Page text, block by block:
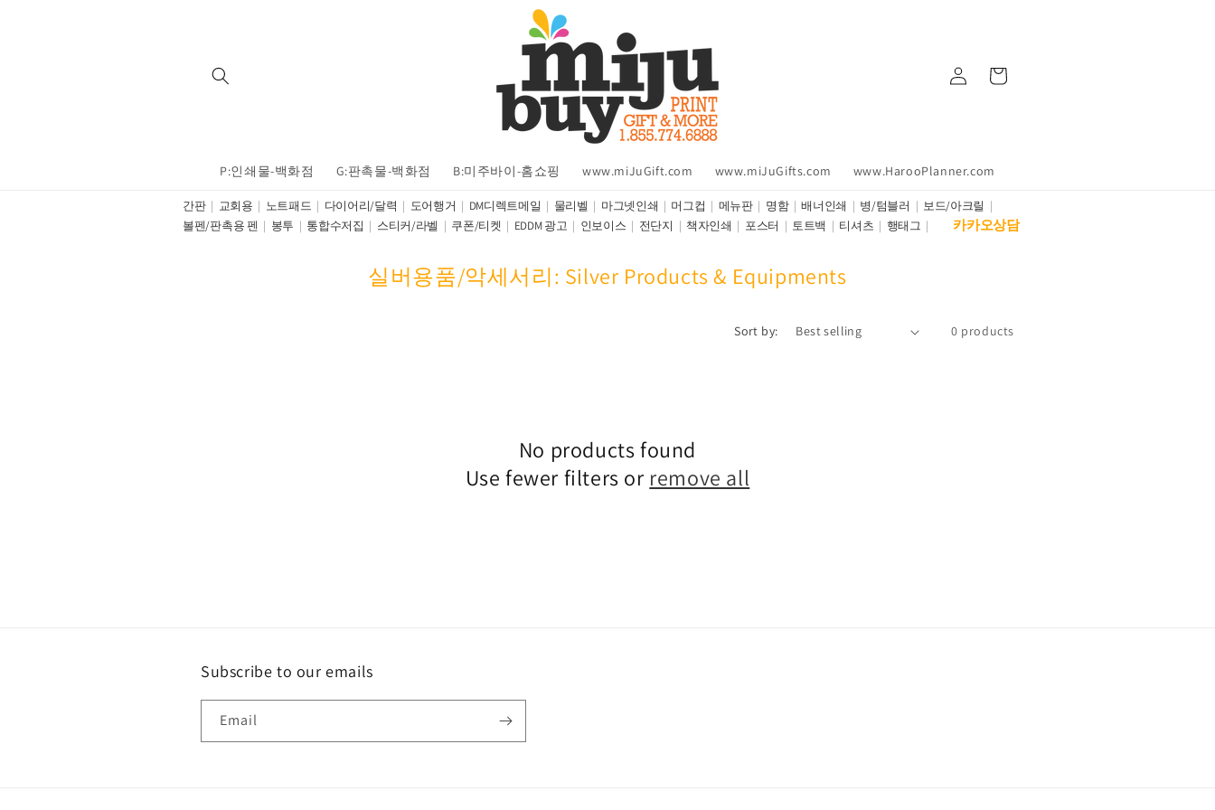
P:인쇄물-백화점 G:판촉물-백화점 B:미주바이-홈쇼핑 www.miJuGift.com www.miJuGifts.com www.HarooPlanner.com
Log
in
Cart
간판 교회용 노트패드 다이어리/달력 도어행거 DM디렉트메일 물리벨 마그넷인쇄 머그컵 메뉴판 명함 배너인쇄 병/텀블러
보드/아크릴
볼펜/판촉용 펜
봉투 통합수저집 스티커/라벨 쿠폰/티켓 EDDM 광고 인보이스 전단지 책자인쇄 포스터 토트백 티셔츠 행태그 카카오상담
C
실버용품/악세서리: Silver Products & Equipments
Sort by: 0 products
No products found
Use fewer filters or remove all
Subscribe to our emails
Email